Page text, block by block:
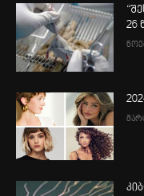
26